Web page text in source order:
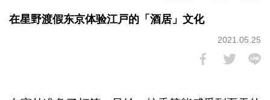
在星野渡假东京体验江戸的「酒居」文化
2021.05.25